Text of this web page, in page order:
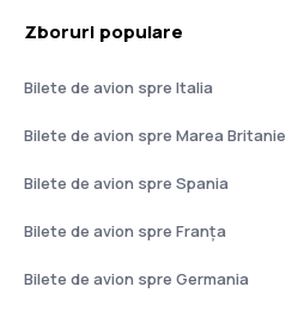
Zboruri populare
Bilete de avion spre Italia
Bilete de avion spre Marea Britanie
Bilete de avion spre Spania
Bilete de avion spre Franţa
Bilete de avion spre Germania